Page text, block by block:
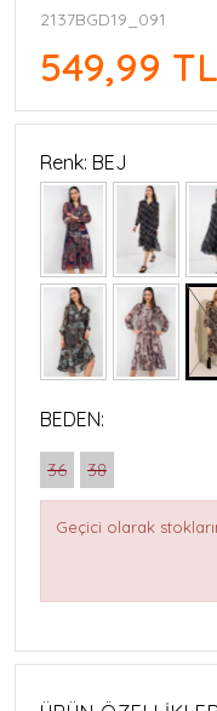
2137BGD19_091
549,99 TL
Renk: BEJ
BEDEN:
36 38
Geçici olarak